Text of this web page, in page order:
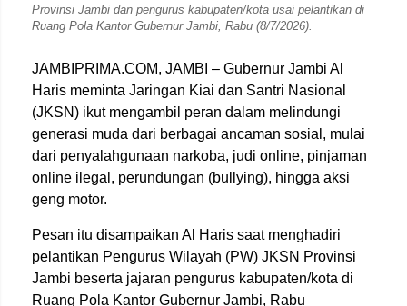
Provinsi Jambi dan pengurus kabupaten/kota usai pelantikan di
Ruang Pola Kantor Gubernur Jambi, Rabu (8/7/2026).
JAMBIPRIMA.COM, JAMBI – Gubernur Jambi Al
Haris meminta Jaringan Kiai dan Santri Nasional
(JKSN) ikut mengambil peran dalam melindungi
generasi muda dari berbagai ancaman sosial, mulai
dari penyalahgunaan narkoba, judi online, pinjaman
online ilegal, perundungan (bullying), hingga aksi
geng motor.
Pesan itu disampaikan Al Haris saat menghadiri
pelantikan Pengurus Wilayah (PW) JKSN Provinsi
Jambi beserta jajaran pengurus kabupaten/kota di
Ruang Pola Kantor Gubernur Jambi, Rabu